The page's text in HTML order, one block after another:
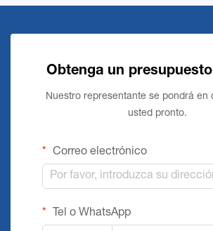
Obtenga un
Nuestro representante se pondrá en
usted pronto.
Correo electrónico
Tel o WhatsApp